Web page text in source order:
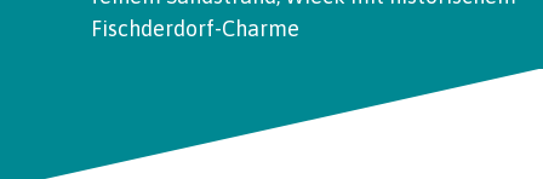
Fischderdorf-Charme